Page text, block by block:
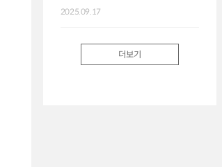
2025.09.17
더보기